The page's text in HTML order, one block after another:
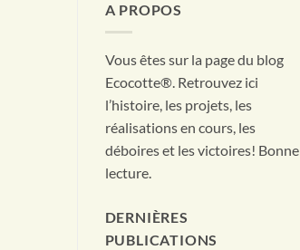
A PROPOS
Vous êtes sur la page du blog
Ecocotte®. Retrouvez ici
l’histoire, les projets, les
réalisations en cours, les
déboires et les victoires! Bonne
lecture.
DERNIÈRES
PUBLICATIONS